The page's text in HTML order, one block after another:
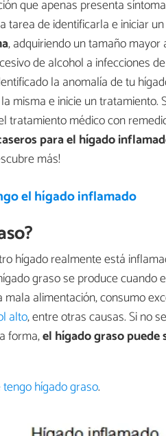
que apenas presenta
tarea de identificarla e iniciar
, adquiriendo un tamaño mayor
de alcohol a infecciones
la anomalía de tu
misma e inicie un tratamiento.
tratamiento médico con
para el hígado
más!
el hígado inflamado
hígado realmente está
graso se produce cuando
alimentación, consumo
alto, entre otras causas. Si no
forma,el hígado graso puede
hígado graso.